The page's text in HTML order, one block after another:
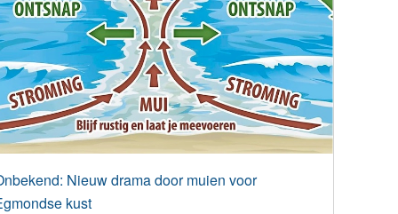
Nieuw drama door muien voor
kust